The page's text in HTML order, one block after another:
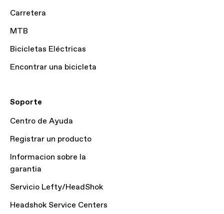
Carretera
MTB
Bicicletas Eléctricas
Encontrar una bicicleta
Soporte
Centro de Ayuda
Registrar un producto
Informacion sobre la
garantia
Servicio Lefty/HeadShok
Headshok Service Centers